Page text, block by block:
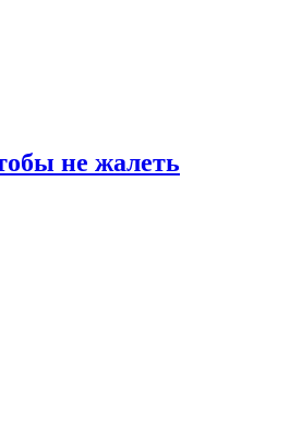
не жалеть